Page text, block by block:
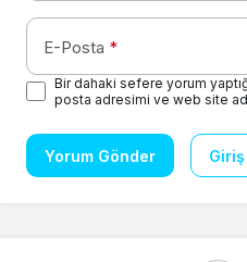
E-Posta *
Bir dahaki sefere yorum
posta adresimi ve web site
Yorum Gönder